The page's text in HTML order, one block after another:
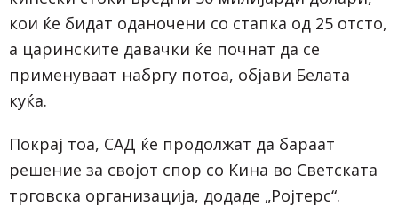
кои ќе бидат оданочени со стапка од 25 отсто,
а царинските давачки ќе почнат да се
применуваат набргу потоа, објави Белата
куќа.
Покрај тоа, САД ќе продолжат да бараат
решение за својот спор со Кина во Светската
трговска организација, додаде „Ројтерс“.